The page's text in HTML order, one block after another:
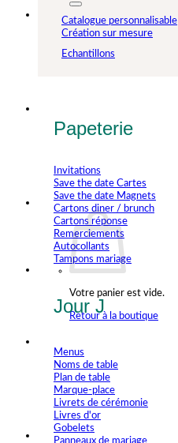
Votre panier est vide.
Retour à la boutique
Catalogue personnalisable
Création sur mesure
Echantillons
Papeterie
Invitations
Save the date Cartes
Save the date Magnets
Cartons diner / brunch
Cartons réponse
Remerciements
Autocollants
Tampons mariage
Jour J
Menus
Noms de table
Plan de table
Marque-place
Livrets de cérémonie
Livres d'or
Gobelets
Panneaux de mariage